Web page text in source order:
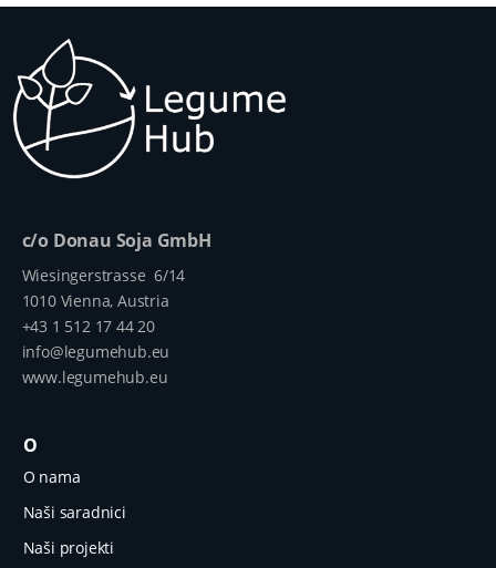
c/o Donau Soja GmbH
Wiesingerstrasse 6/14
1010 Vienna, Austria
+43 1 512 17 44 20
info@legumehub.eu
www.legumehub.eu
O
O nama
Naši saradnici
Naši projekti